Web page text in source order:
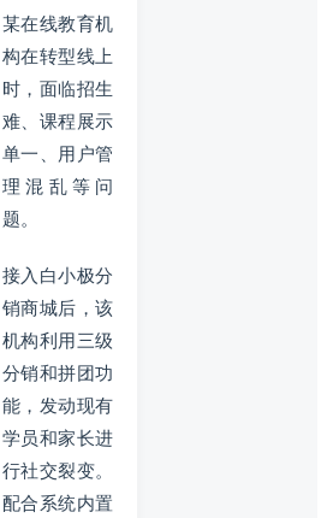
某在线教育机
构在转型线上
时，面临招生
难、课程展示
单一、用户管
理混乱等问
题。
接入白小极分
销商城后，该
机构利用三级
分销和拼团功
能，发动现有
学员和家长进
行社交裂变。
配合系统内置